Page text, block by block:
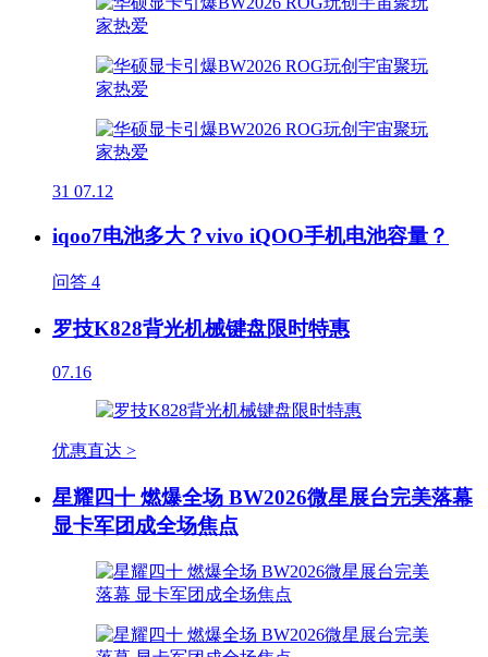
31 07.12
iqoo7电池多大？vivo iQOO手机电池容量？
问答 4
罗技K828背光机械键盘限时特惠
07.16
优惠直达 >
星耀四十 燃爆全场 BW2026微星展台完美落幕
显卡军团成全场焦点